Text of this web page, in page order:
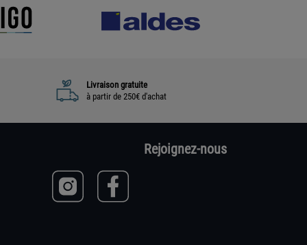
Livraison gratuite
à partir de 250€ d'achat
Rejoignez-nous